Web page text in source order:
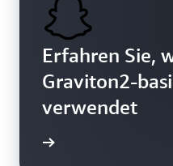
Erfahren Sie,
Graviton2-
verwendet